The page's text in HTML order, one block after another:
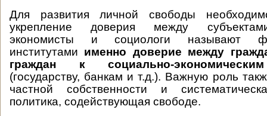
Для развития личной свободы
укрепление доверия между
экономисты и социологи называют
институтами именно доверие между
граждан к социально-
(государству, банкам и т.д.). Важную роль
частной собственности и
политика, содействующая свободе.